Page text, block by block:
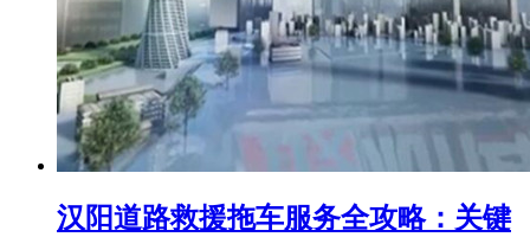
汉阳道路救援拖车服务全攻略：关键